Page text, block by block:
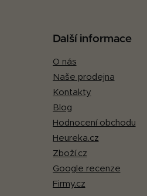
Další informace
O nás
Naše prodejna
Kontakty
Blog
Hodnocení obchodu
Heureka.cz
Zboží.cz
Google recenze
Firmy.cz